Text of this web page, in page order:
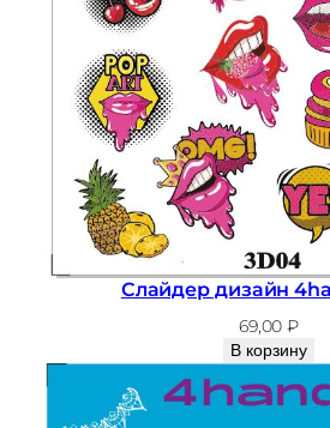
Слайдер дизайн
69,00₽
В корзину